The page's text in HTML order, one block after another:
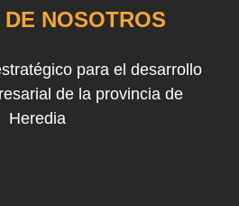
NOSOTROS
para el desarrollo
de la provincia de
Heredia